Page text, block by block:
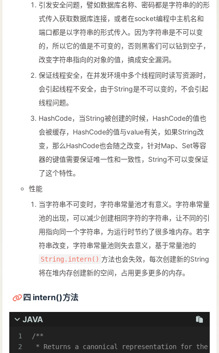
引发安全问题，譬如数据库名称、密码都是字符串的的形
式传入获取数据库连接，或者在socket编程中主机名和
端口都是以字符串的形式传入。因为字符串是不可以变
的，所以它的值是不可变的，否则黑客们可以钻到空子，
改变字符串指向的对象的值，搞成安全漏洞。
保证线程安全，在并发环境中多个线程同时读写资源时，
会引起线程不安全，由于String是不可以变的，不会引起
线程问题。
HashCode，当String被创建的时候，HashCode的值也
会被缓存，HashCode的值与value有关，如果String改
变，那么HashCode也会随之改变，针对Map、Set等容
器的键值需要保证唯一性和一致性，String不可以变保证
了这个特性。
性能
当字符串不可变时，字符串常量池才有意义。字符串常量
池的出现，可以减少创建相同字符的字符串，让不同的引
用指向同一个字符串，为运行时节约了很多堆内存。若字
符串改变，字符串常量池则失去意义，基于常量池的
String.intern() 方法也会失效，每次创建新的String
将在堆内存创建新的空间，占用更多更多的内存。
四 intern()方法
JAVA
1
2
/**
* Returns a canonical representation for the